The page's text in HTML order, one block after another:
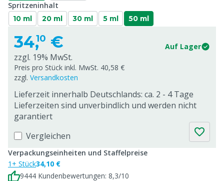
Spritzeninhalt
10 ml 20 ml 30 ml 5 ml 50 ml
34,10 € Auf Lager
zzgl. 19% MwSt.
Preis pro Stück inkl. MwSt. 40,58 €
zzgl. Versandkosten
Lieferzeit innerhalb Deutschlands: ca. 2 - 4 Tage
Lieferzeiten sind unverbindlich und werden nicht
garantiert
Vergleichen
Verpackungseinheiten und Staffelpreise
1+ Stück34,10 €
9444 Kundenbewertungen: 8,3/10